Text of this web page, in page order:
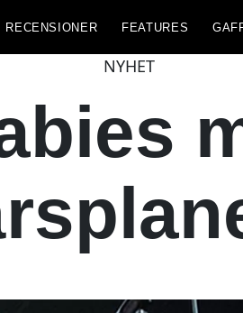
RECENSIONER FEATURES
NYHET